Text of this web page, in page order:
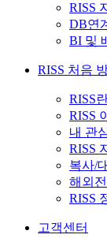
RISS
DB연
BI 및
RISS 처음
RISS
RISS
내 관
RISS
복사/
해외
RISS
고객센터